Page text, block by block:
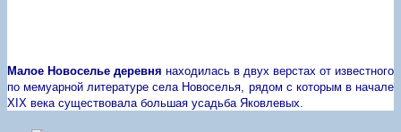
Малое Новоселье деревня находилась в двух верстах от известного
по мемуарной литературе села Новоселья, рядом с которым в начале
XIX века существовала большая усадьба Яковлевых.